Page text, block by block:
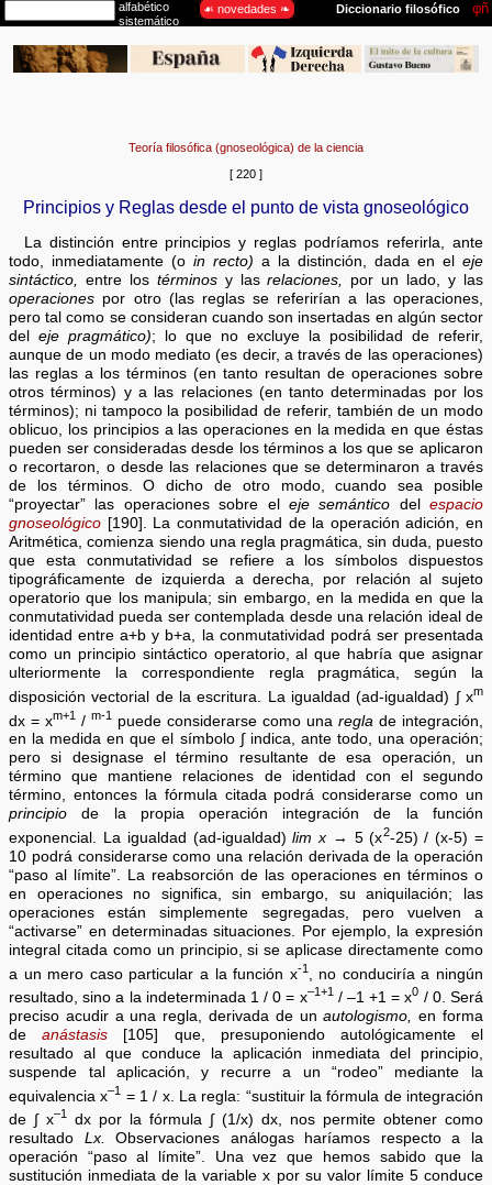
Teoría filosófica (gnoseológica) de la ciencia
[ 220 ]
Principios y Reglas desde el punto de vista gnoseológico
La distinción entre principios y reglas podríamos referirla, ante
todo, inmediatamente (oin recto) a la distinción, dada en el eje
sintáctico, entre los términosy lasrelaciones, por un lado, y las
operaciones por otro (las reglas se referirían a las operaciones,
pero tal como se consideran cuando son insertadas en algún sector
deleje pragmático); lo que no excluye la posibilidad de referir,
aunque de un modo mediato (es decir, a través de las operaciones)
las reglas a los términos (en tanto resultan de operaciones sobre
otros términos) y a las relaciones (en tanto determinadas por los
términos); ni tampoco la posibilidad de referir, también de un modo
oblicuo, los principios a las operaciones en la medida en que éstas
pueden ser consideradas desde los términos a los que se aplicaron
o recortaron, o desde las relaciones que se determinaron a través
de los términos. O dicho de otro modo, cuando sea posible
“proyectar” las operaciones sobre el eje semántico del espacio
gnoseológico [190]. La conmutatividad de la operación adición, en
Aritmética, comienza siendo una regla pragmática, sin duda, puesto
que esta conmutatividad se refiere a los símbolos dispuestos
tipográficamente de izquierda a derecha, por relación al sujeto
operatorio que los manipula; sin embargo, en la medida en que la
conmutatividad pueda ser contemplada desde una relación ideal de
identidad entre a+b y b+a, la conmutatividad podrá ser presentada
como un principio sintáctico operatorio, al que habría que asignar
ulteriormente la correspondiente regla pragmática, según la
disposición vectorial de la escritura. La igualdad (ad-igualdad) ∫ xm
dx = xm+1 /m-1 puede considerarse como una regla de integración,
en la medida en que el símbolo ∫ indica, ante todo, una operación;
pero si designase el término resultante de esa operación, un
término que mantiene relaciones de identidad con el segundo
término, entonces la fórmula citada podrá considerarse como un
principio de la propia operación integración de la función
exponencial. La igualdad (ad-igualdad)lim x → 5 (x2-25) / (x-5) =
10 podrá considerarse como una relación derivada de la operación
“paso al límite”. La reabsorción de las operaciones en términos o
en operaciones no significa, sin embargo, su aniquilación; las
operaciones están simplemente segregadas, pero vuelven a
“activarse” en determinadas situaciones. Por ejemplo, la expresión
integral citada como un principio, si se aplicase directamente como
a un mero caso particular a la función x-1, no conduciría a ningún
resultado, sino a la indeterminada 1 / 0 = x–1+1 / –1 +1 = x0 / 0. Será
preciso acudir a una regla, derivada de unautologismo,
en forma
deanástasis [105] que, presuponiendo autológicamente el
resultado al que conduce la aplicación inmediata del principio,
suspende tal aplicación, y recurre a un “rodeo” mediante la
equivalencia x–1 = 1 / x. La regla: “sustituir la fórmula de integración
de ∫ x–1
dx por la fórmula ∫ (1/x) dx, nos permite obtener como
resultado Lx.
Observaciones análogas haríamos respecto a la
operación “paso al límite”. Una vez que hemos sabido que la
sustitución inmediata de la variable x por su valor límite 5 conduce